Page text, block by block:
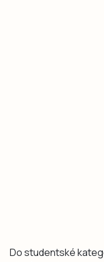
Do studentské